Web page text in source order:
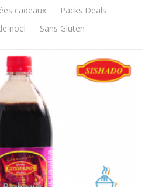
cadeaux
Packs Deals
noël Sans Gluten